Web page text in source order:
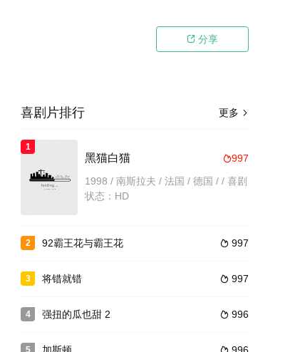
 分享
更多 
喜剧片排行
1
997
黑猫白猫
1998 / 南斯拉夫 / 法国 / 德国 / / 喜剧
状态：HD
2  997
92霸王花与霸王花
3  997
将错就错
4  996
强扭的瓜也甜 2
5